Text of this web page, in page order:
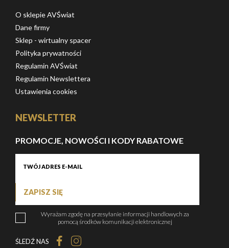
O sklepie AVŚwiat
Dane firmy
Sklep - wirtualny spacer
Polityka prywatności
Regulamin AVŚwiat
Regulamin Newslettera
Ustawienia cookies
NEWSLETTER
PROMOCJE, NOWOŚCI I KODY RABATOWE
ZAPISZ SIĘ
Wyrażam zgodę na przesyłanie informacji handlowych za
pomocą środków komunikacji elektronicznej
ŚLEDŹ NAS